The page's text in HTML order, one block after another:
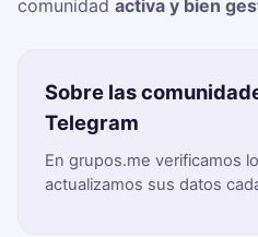
comunidad activa y bien
Sobre las
Telegram
En grupos.me verificamos
actualizamos sus datos